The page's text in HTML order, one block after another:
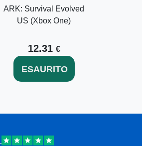
ARK: Survival Evolved
US (Xbox One)
12.31 €
ESAURITO